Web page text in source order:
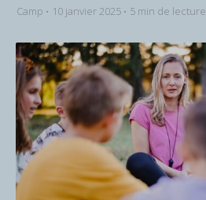
Camp • 10 janvier 2025 • 5 min de lecture